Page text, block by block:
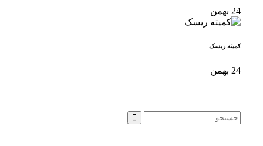
24 بهمن
کمیته ریسک
24 بهمن